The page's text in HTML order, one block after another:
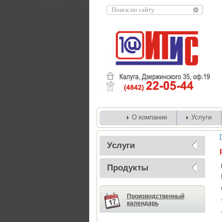
О компании Услуги
Услуги
Продукты
Производственный
календарь